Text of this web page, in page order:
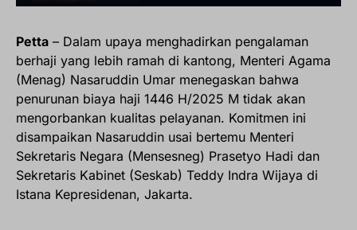
Petta – Dalam upaya menghadirkan pengalaman
berhaji yang lebih ramah di kantong, Menteri Agama
(Menag) Nasaruddin Umar menegaskan bahwa
penurunan biaya haji 1446 H/2025 M tidak akan
mengorbankan kualitas pelayanan. Komitmen ini
disampaikan Nasaruddin usai bertemu Menteri
Sekretaris Negara (Mensesneg) Prasetyo Hadi dan
Sekretaris Kabinet (Seskab) Teddy Indra Wijaya di
Istana Kepresidenan, Jakarta.